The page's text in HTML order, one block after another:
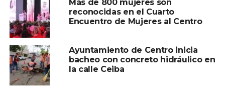
TEMAS RELACIONADOS: CENTRO
A CONTINUACIÓN
Yolanda Osuna entrega apoyos a mujeres
para producción de pollitas ponedoras en
Centro
NO TE PIERDAS
Más de 800 mujeres son
reconocidas en el Cuarto
Encuentro de Mujeres al Centro
Ayuntamiento de Centro inicia
bacheo con concreto hidráulico en
la calle Ceiba